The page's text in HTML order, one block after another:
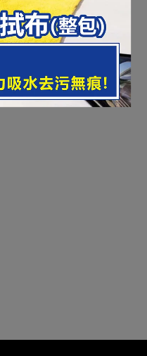
【愛車族】EVO PM2.5專
用冷氣濾網(淩志)
LEX072NC LEXUS
NT$1,120NT$1,250